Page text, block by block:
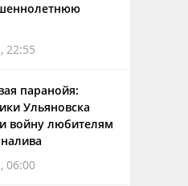
22:55
паранойя:
Ульяновска
войну любителям
06:00